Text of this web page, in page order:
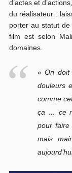
d’actes et
du réalisateur :
porter au statut
film est selon
domaines.
« On doit
douleurs
comme
ça … ce
pour faire
mais